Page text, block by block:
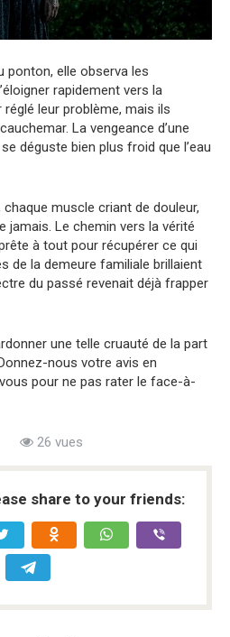
ponton, elle observa les
rapidement vers la
leur problème, mais ils
La vengeance d’une
déguste bien plus froid que l’eau
chaque muscle criant de douleur,
jamais. Le chemin vers la vérité
à tout pour récupérer ce qui
de la demeure familiale brillaient
du passé revenait déjà frapper
une telle cruauté de la part
nous votre avis en
pour ne pas rater le face-à-
26 vues
share to your friends: